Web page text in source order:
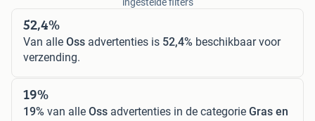
52,4%
Van alle Oss advertenties is 52,4% beschikbaar voor
verzending.
19%
19% van alle Oss advertenties in de categorie Gras en